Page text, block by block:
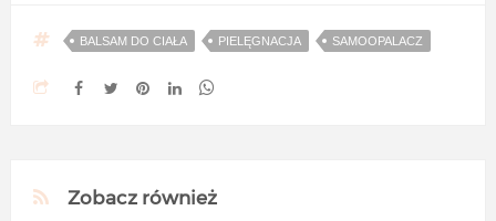
BALSAM DO CIAŁA PIELĘGNACJA SAMOOPALACZ
Zobacz również